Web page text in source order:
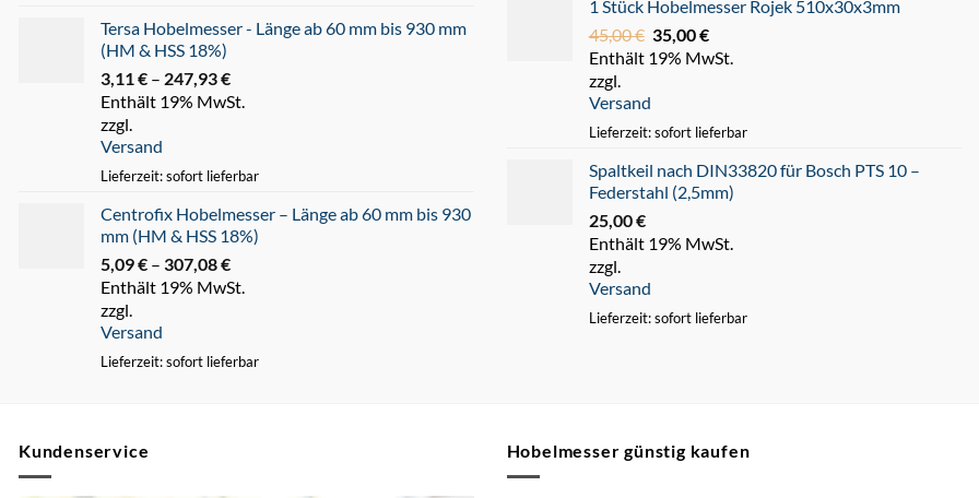
Tersa Hobelmesser - Länge ab 60 mm bis 930 mm
(HM & HSS 18%)
3,11€ – 247,93€
3,11 €
Enthält 19% MwSt.
zzgl.
Versand
Lieferzeit: sofort lieferbar
Centrofix Hobelmesser – Länge ab 60 mm bis 930
mm (HM & HSS 18%)
5,09€ – 307,08€
5,09 €
Enthält 19% MwSt.
zzgl.
Versand
Lieferzeit: sofort lieferbar
1 Stück Hobelmesser Rojek 510x30x3mm
45,00€ Ursprünglicher
Preis
35,00€
Preis
Enthält 19% MwSt.
zzgl.
Versand
Lieferzeit: sofort lieferbar
Spaltkeil nach DIN33820 für Bosch PTS 10 –
Federstahl (2,5mm)
25,00€
Enthält 19% MwSt.
zzgl.
Versand
Lieferzeit: sofort lieferbar
Kundenservice Hobelmesser günstig kaufen